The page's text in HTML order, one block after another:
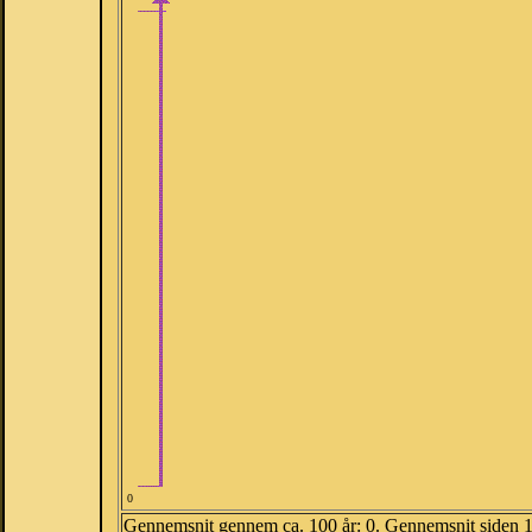
0
Gennemsnit gennem ca. 100 år: 0. Gennemsnit siden